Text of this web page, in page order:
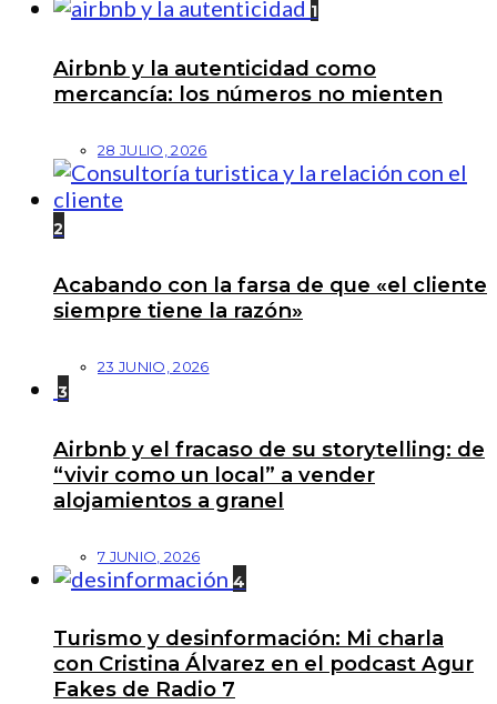
1
Airbnb y la autenticidad como
mercancía: los números no mienten
28 JULIO, 2026
2
Acabando con la farsa de que «el cliente
siempre tiene la razón»
23 JUNIO, 2026
3
Airbnb y el fracaso de su storytelling: de
“vivir como un local” a vender
alojamientos a granel
7 JUNIO, 2026
4
Turismo y desinformación: Mi charla
con Cristina Álvarez en el podcast Agur
Fakes de Radio 7